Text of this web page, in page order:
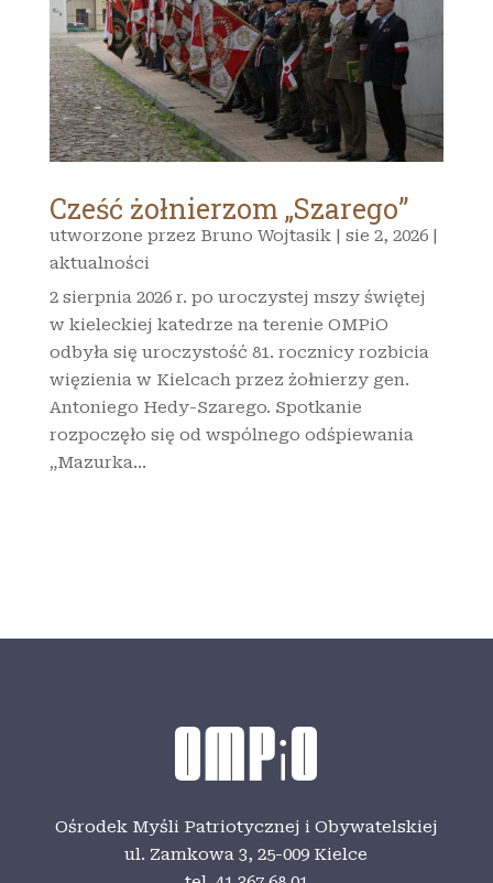
Cześć żołnierzom „Szarego”
utworzone przez Bruno Wojtasik| sie 2, 2026|
aktualności
2 sierpnia 2026 r. po uroczystej mszy świętej
w kieleckiej katedrze na terenie OMPiO
odbyła się uroczystość 81. rocznicy rozbicia
więzienia w Kielcach przez żołnierzy gen.
Antoniego Hedy-Szarego. Spotkanie
rozpoczęło się od wspólnego odśpiewania
„Mazurka...
Ośrodek Myśli Patriotycznej i Obywatelskiej
ul. Zamkowa 3,25-009 Kielce